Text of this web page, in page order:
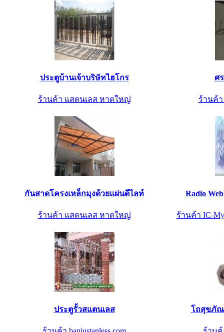
ประตูบ้านเจ้าบริษัทไฮโกร
ร้านค้า แสตนเลส หาดใหญ่
ศ
ร้านค้
กันสาดโครงเหล็กมุงด้วยแผ่นดีไลท์
ร้านค้า แสตนเลส หาดใหญ่
Radio
ร้านค้า IC-
ประตูรั้วสแตนเลส โถสุขภัณ